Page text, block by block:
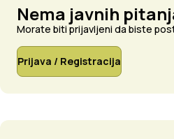
Nema javnih
Morate biti prijavljeni da biste
Prijava / Registracija